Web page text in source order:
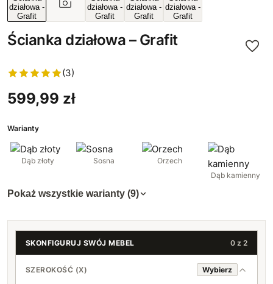
Ścianka działowa – Grafit
(3)
599,99 zł
Warianty
Dąb złoty Sosna
Orzech
Dąb kamienny
Pokaż wszystkie warianty (9)
SKONFIGURUJ SWÓJ MEBEL 0 z 2
SZEROKOŚĆ (X) Wybierz